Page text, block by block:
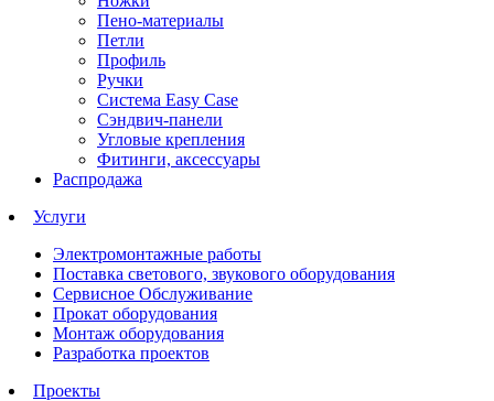
Пено-материалы
Петли
Профиль
Ручки
Система Easy Case
Сэндвич-панели
Угловые крепления
Фитинги, аксессуары
Распродажа
Услуги
Электромонтажные работы
Поставка светового, звукового оборудования
Сервисное Обслуживание
Прокат оборудования
Монтаж оборудования
Разработка проектов
Проекты